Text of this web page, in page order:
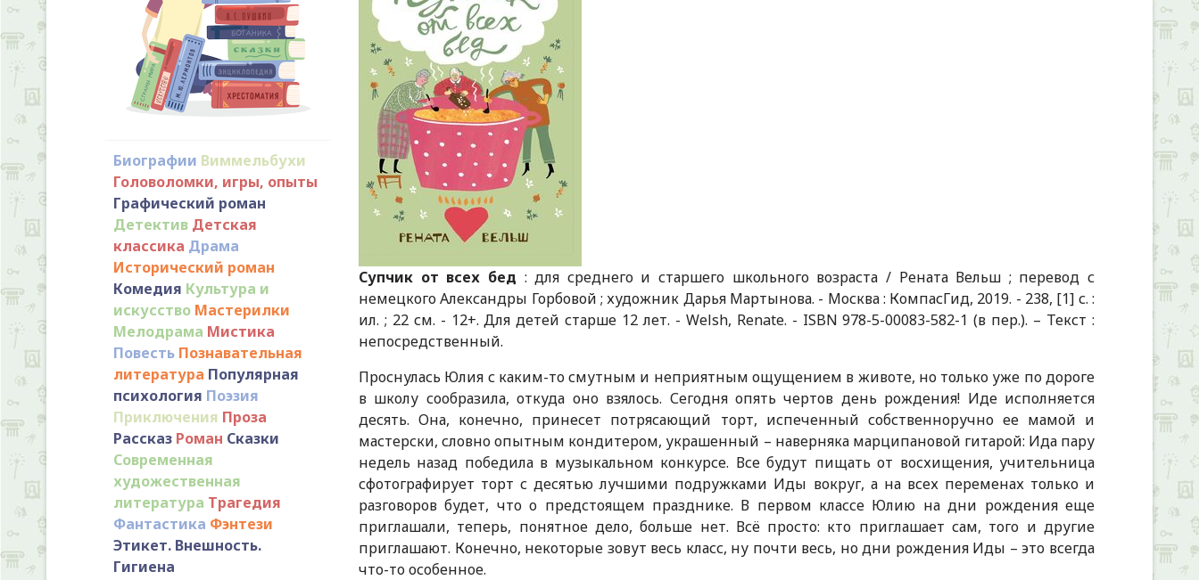
Биографии Виммельбухи
Головоломки, игры, опыты
Графический роман
Детектив Детская
классика Драма
Исторический роман
Комедия Культура и
искусство Мастерилки
Мелодрама Мистика
Повесть Познавательная
литература Популярная
психология Поэзия
Приключения Проза
Рассказ Роман Сказки
Современная
художественная
литература Трагедия
Фантастика Фэнтези
Этикет. Внешность.
Гигиена
Супчик от всех бед : для среднего и старшего школьного возраста / Рената Вельш ; перевод с
немецкого Александры Горбовой ; художник Дарья Мартынова. - Москва : КомпасГид, 2019. - 238, [1] с. :
ил. ; 22 см. - 12+. Для детей старше 12 лет. - Welsh, Renate. - ISBN 978-5-00083-582-1 (в пер.). – Текст :
непосредственный.
Проснулась Юлия с каким-то смутным и неприятным ощущением в животе, но только уже по дороге
в школу сообразила, откуда оно взялось. Сегодня опять чертов день рождения! Иде исполняется
десять. Она, конечно, принесет потрясающий торт, испеченный собственноручно ее мамой и
мастерски, словно опытным кондитером, украшенный – наверняка марципановой гитарой: Ида пару
недель назад победила в музыкальном конкурсе. Все будут пищать от восхищения, учительница
сфотографирует торт с десятью лучшими подружками Иды вокруг, а на всех переменах только и
разговоров будет, что о предстоящем празднике. В первом классе Юлию на дни рождения еще
приглашали, теперь, понятное дело, больше нет. Всё просто: кто приглашает сам, того и другие
приглашают. Конечно, некоторые зовут весь класс, ну почти весь, но дни рождения Иды – это всегда
что-то особенное.